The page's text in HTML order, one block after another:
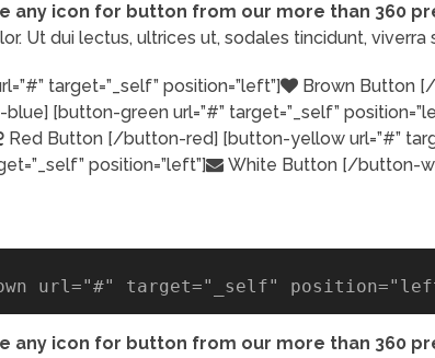
any icon for button from our more than 360
Ut dui lectus, ultrices ut, sodales tincidunt, viverra
target=”_self” position=”left”] Brown Button [/
[button-green url=”#” target=”_self”
Red Button [/button-red] [button-yellow url=”#”
position=”left”]
White Button [/button-
url="#" target="_self"
any icon for button from our more than 360